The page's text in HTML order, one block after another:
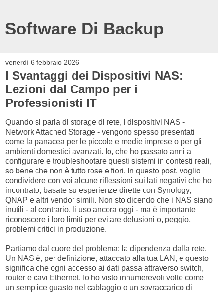
Software Di Backup
venerdì 6 febbraio 2026
I Svantaggi dei Dispositivi NAS:
Lezioni dal Campo per i
Professionisti IT
Quando si parla di storage di rete, i dispositivi NAS -
Network Attached Storage - vengono spesso presentati
come la panacea per le piccole e medie imprese o per gli
ambienti domestici avanzati. Io, che ho passato anni a
configurare e troubleshootare questi sistemi in contesti reali,
so bene che non è tutto rose e fiori. In questo post, voglio
condividere con voi alcune riflessioni sui lati negativi che ho
incontrato, basate su esperienze dirette con Synology,
QNAP e altri vendor simili. Non sto dicendo che i NAS siano
inutili - al contrario, li uso ancora oggi - ma è importante
riconoscere i loro limiti per evitare delusioni o, peggio,
problemi critici in produzione.
Partiamo dal cuore del problema: la dipendenza dalla rete.
Un NAS è, per definizione, attaccato alla tua LAN, e questo
significa che ogni accesso ai dati passa attraverso switch,
router e cavi Ethernet. Io ho visto innumerevoli volte come
un semplice guasto nel cablaggio o un sovraccarico di